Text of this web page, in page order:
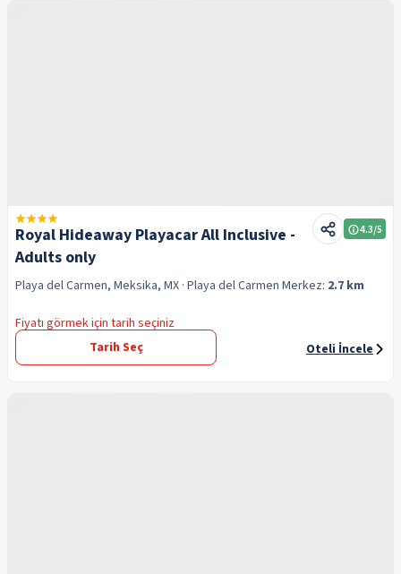
Royal Hideaway Playacar All Inclusive -
Adults only
4.3/5
Playa del Carmen, Meksika, MX · Playa del Carmen Merkez: 2.7 km
Fiyatı görmek için tarih seçiniz
Tarih Seç
Oteli İncele